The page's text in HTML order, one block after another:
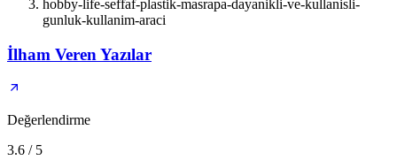
hobby-life-seffaf-plastik-masrapa-dayanikli-ve-kullanisli-
gunluk-kullanim-araci
İlham Veren Yazılar
Değerlendirme
3.6 / 5